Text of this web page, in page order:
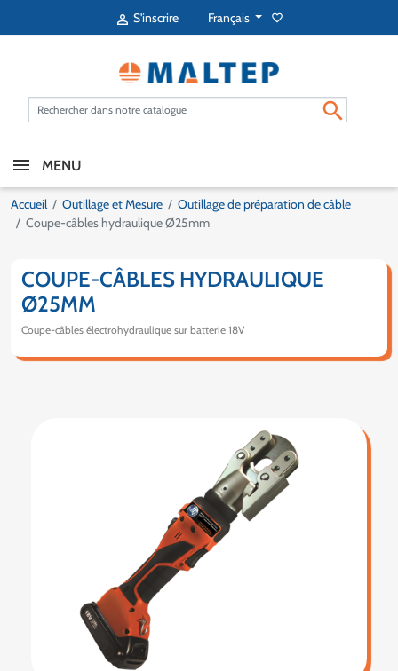
 S'inscrire Français favorite_border

MENU
Accueil Outillage et Mesure
Outillage de préparation de câble
Coupe-câbles hydraulique Ø25mm
COUPE-CÂBLES HYDRAULIQUE
Ø25MM
Coupe-câbles électrohydraulique sur batterie 18V